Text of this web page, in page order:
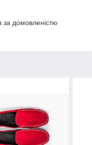
за домовленістю